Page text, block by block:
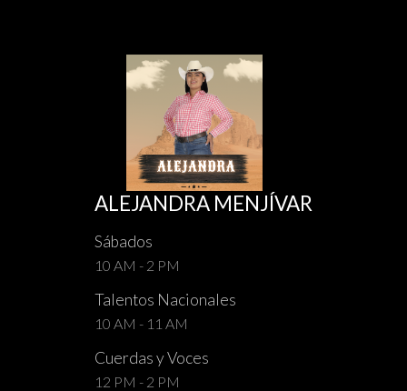
ALEJANDRA MENJÍVAR
Sábados
10 AM - 2 PM
Talentos Nacionales
10 AM - 11 AM
Cuerdas y Voces
12 PM - 2 PM